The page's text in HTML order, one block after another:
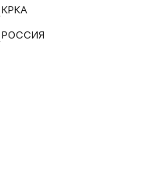
КРКА
РОССИЯ